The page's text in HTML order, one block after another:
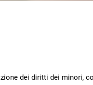
dei diritti dei minori,